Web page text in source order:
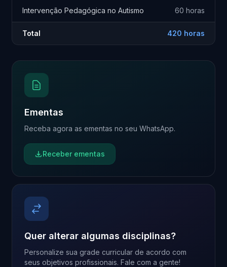
Intervenção Pedagógica no Autismo 60 horas
Total 420 horas
Ementas
Receba agora as ementas no seu WhatsApp.
Receber ementas
Quer alterar algumas disciplinas?
Personalize sua grade curricular de acordo com
seus objetivos profissionais. Fale com a gente!